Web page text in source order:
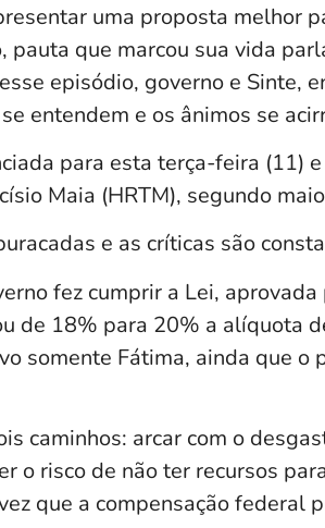
uma proposta melhor
pauta que marcou sua vida
episódio, governo e Sinte,
entendem e os ânimos se
para esta terça-feira (11)
Maia (HRTM), segundo
e as críticas são
fez cumprir a Lei,
de 18% para 20% a alíquota
somente Fátima, ainda que o
caminhos: arcar com o
o risco de não ter recursos
que a compensação federal